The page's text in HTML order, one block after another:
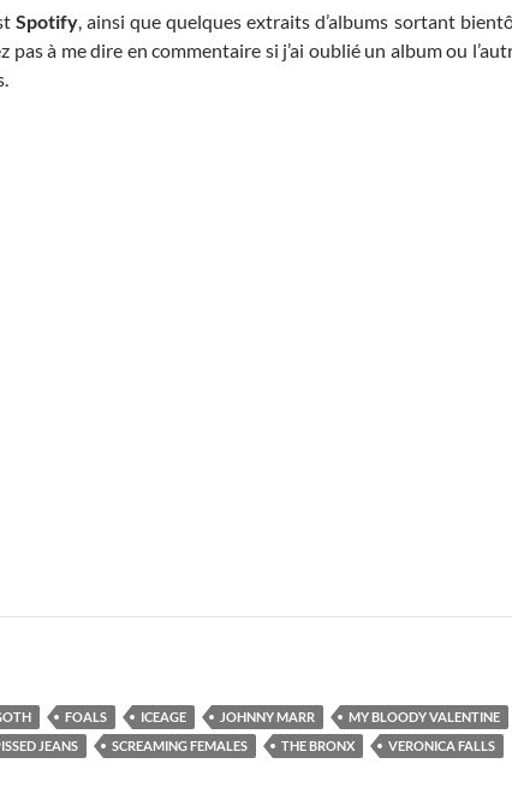
Spotify, ainsi que quelques extraits d’albums sortant
pas à me dire en commentaire si j’ai oublié un album ou
FOALS ICEAGE JOHNNY MARR
MY BLOODY VALENTINE
JEANS SCREAMING FEMALES THE BRONX VERONICA FALLS